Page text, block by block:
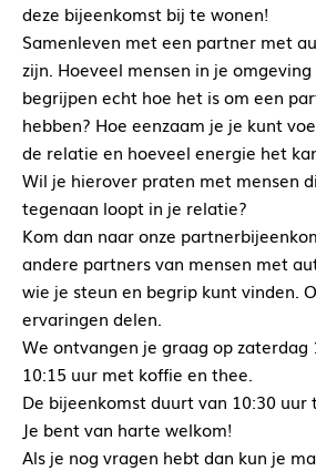
deze bijeenkomst bij te wonen!
Samenleven met een partner met
zijn. Hoeveel mensen in je omgeving
begrijpen echt hoe het is om een
hebben? Hoe eenzaam je je kunt
de relatie en hoeveel energie het
Wil je hierover praten met mensen
tegenaan loopt in je relatie?
Kom dan naar onze
andere partners van mensen met
wie je steun en begrip kunt vinden.
ervaringen delen.
We ontvangen je graag op zaterdag
10:15 uur met koffie en thee.
De bijeenkomst duurt van 10:30 uur
Je bent van harte welkom!
Als je nog vragen hebt dan kun je